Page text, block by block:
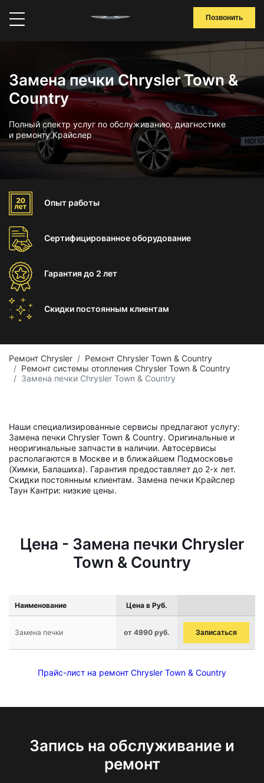
Позвонить
Замена печки Chrysler Town &
Country
Полный спектр услуг по обслуживанию, диагностике
и ремонту Крайслер
Опыт работы
Сертифицированноеоборудование
Гарантиядо 2 лет
Скидки постоянным клиентам
Ремонт Chrysler
Ремонт Chrysler Town & Country
Ремонт системы отопления Chrysler Town & Country
Замена печки Chrysler Town & Country
Наши специализированные сервисы предлагают услугу:
Замена печки Chrysler Town & Country. Оригинальные и
неоригинальные запчасти в наличии. Автосервисы
располагаются в Москве и в ближайшем Подмосковье
(Химки, Балашиха). Гарантия предоставляет до 2-х лет.
Скидки постоянным клиентам. Замена печки Крайслер
Таун Кантри: низкие цены.
Цена - Замена печки Chrysler
Town & Country
Наименование Цена в Руб.
Замена печки от 4990 руб. Записаться
Прайс-лист на ремонт Chrysler Town & Country
Запись на обслуживание и
ремонт